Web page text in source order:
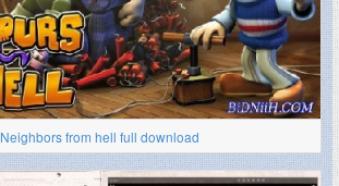
Neighbors from hell full download